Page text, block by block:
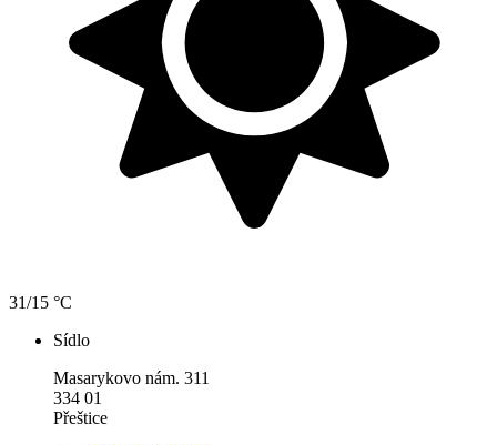
31/15 °C
Sídlo
Masarykovo nám. 311
334 01
Přeštice